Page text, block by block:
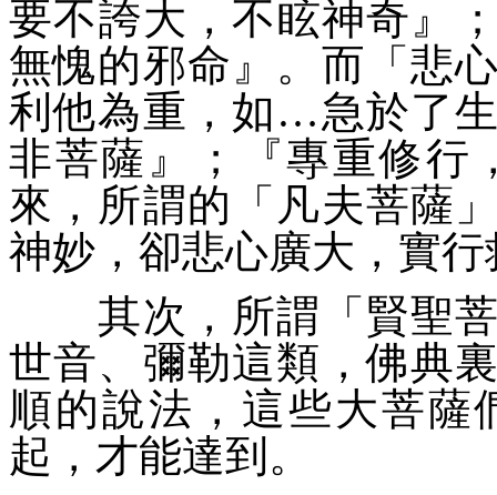
要不誇大，不眩神奇 』
無愧的邪命 』。而「悲
利他為重，如…急於了
非菩薩 』；『專重修行
來，所謂的「 凡夫菩薩
神妙，卻悲心廣大，實
其次，所謂「 賢聖
世音、彌勒這類，佛典
順的說法，這些大菩薩
起，才能達到。